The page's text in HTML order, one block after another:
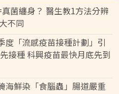
菌纏身？ 醫生教1方法分辨
不同
度「流感疫苗接種計劃」引
接種 科興疫苗最快月底先到
海鮮染「食腦蟲」腸道嚴重